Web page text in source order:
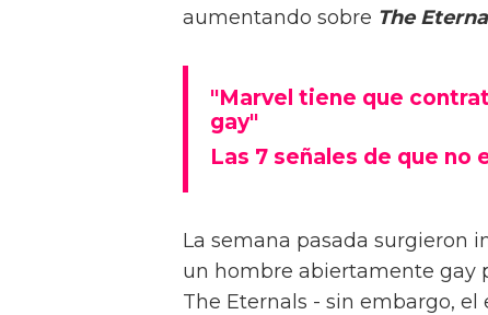
aumentando sobre The
"Marvel tiene que
gay"
Las 7 señales de que no
La semana pasada surgieron
un hombre abiertamente gay
The Eternals - sin embargo,